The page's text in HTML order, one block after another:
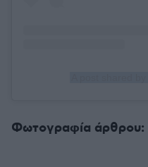
Φωτογραφία άρθρου: